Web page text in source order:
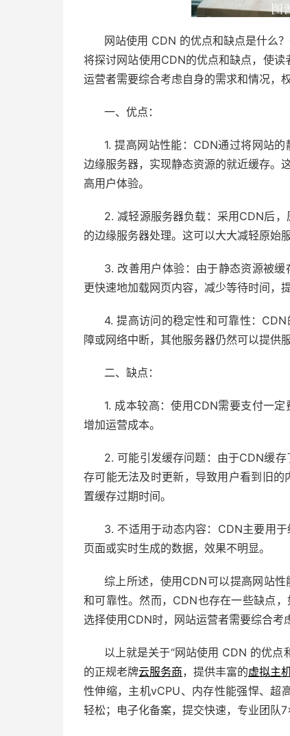
网站使用 CDN 的优点和缺点是什么
将探讨网站使用CDN的优点和缺点，使
运营者需要综合考虑自身的需求和情况，
一、优点：
1. 提高网站性能：CDN通过将网站
边缘服务器，实现静态资源的就近缓存。
高用户体验。
2. 减轻源服务器负载：采用CDN后
的边缘服务器处理。这可以大大减轻原始
3. 改善用户体验：由于静态资源被
更快速地加载网页内容，减少等待时间，
4. 提高访问的稳定性和可靠性：
障或网络中断，其他服务器仍然可以提供
二、缺点：
1. 成本较高：使用CDN需要支付一
增加运营成本。
2. 可能引发缓存问题：由于CDN缓
存可能无法及时更新，导致用户看到旧
置缓存过期时间。
3. 不适用于动态内容：CDN主要用
页面或实时生成的数据，效果不明显。
综上所述，使用CDN可以提高网站
和可靠性。然而，CDN也存在一些缺点
选择使用CDN时，网站运营者需要综合考
以上就是关于“网站使用 CDN 的优点
的正规老牌云服务商，提供丰富的虚拟主
性伸缩，主机vCPU、内存性能强悍、超
轻松；电子化备案，提交快速，专业团队